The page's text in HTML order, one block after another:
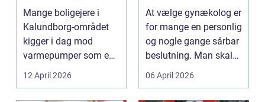
mere bæredygtig
varme
Mange boligejere i
Kalundborg-området
kigger i dag mod
varmepumper som en
vej til lavere
varmeregnin...
12 April 2026
specialist
At vælge gynækolog er
for mange en personlig
og nogle gange sårbar
beslutning. Man skal
både føle si...
06 April 2026